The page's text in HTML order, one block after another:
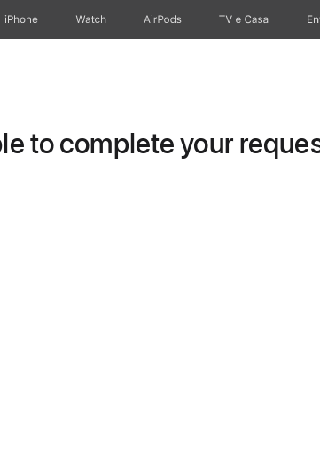
iPhone Apple Watch AirPods TV e Casa
to complete your